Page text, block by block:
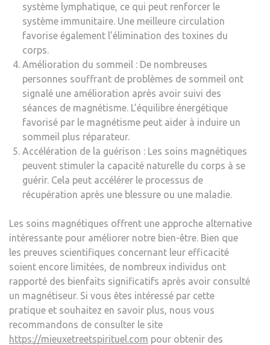
système lymphatique, ce qui peut renforcer le
système immunitaire. Une meilleure circulation
favorise également l’élimination des toxines du
corps.
Amélioration du sommeil : De nombreuses
personnes souffrant de problèmes de sommeil ont
signalé une amélioration après avoir suivi des
séances de magnétisme. L’équilibre énergétique
favorisé par le magnétisme peut aider à induire un
sommeil plus réparateur.
Accélération de la guérison : Les soins magnétiques
peuvent stimuler la capacité naturelle du corps à se
guérir. Cela peut accélérer le processus de
récupération après une blessure ou une maladie.
Les soins magnétiques offrent une approche alternative
intéressante pour améliorer notre bien-être. Bien que
les preuves scientifiques concernant leur efficacité
soient encore limitées, de nombreux individus ont
rapporté des bienfaits significatifs après avoir consulté
un magnétiseur. Si vous êtes intéressé par cette
pratique et souhaitez en savoir plus, nous vous
recommandons de consulter le site
https://mieuxetreetspirituel.com pour obtenir des